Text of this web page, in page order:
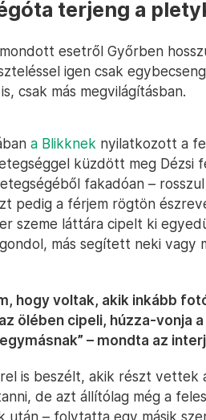
terjeng a
esetről Győrben
igen csak
csak más megvilágításban.
a Blikknek nyilatkozott a
küzdött meg Dézsi
fakadóan –
pedig a férjem rögtön
szeme láttára cipelt ki
más segített neki vagy
hogy voltak, akik inkább
ölében cipeli, húzza-vonja
– mondta az
is beszélt, akik részt vettek
de azt állítólag még a
után – folytatta egy másik